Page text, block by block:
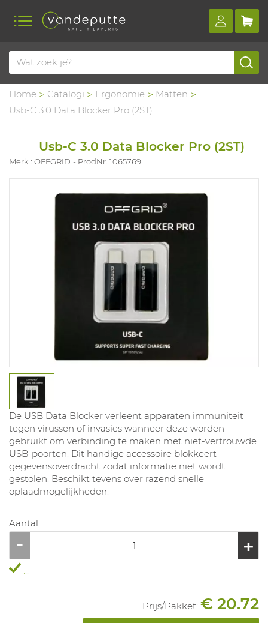
Home Catalogi Ergonomie
Matten
Usb-C 3.0 Data Blocker Pro (2ST)
Usb-C 3.0 Data Blocker Pro (2ST)
Merk : OFFGRID ProdNr. 1065769
De USB Data Blocker verleent apparaten immuniteit
tegen virussen of invasies wanneer deze worden
gebruikt om verbinding te maken met niet-vertrouwde
USB-poorten. Dit handige accessoire blokkeert
gegevensoverdracht zodat informatie niet wordt
gestolen. Beschikt tevens over razend snelle
oplaadmogelijkheden.
Aantal
...
Prijs/Pakket: € 20.72